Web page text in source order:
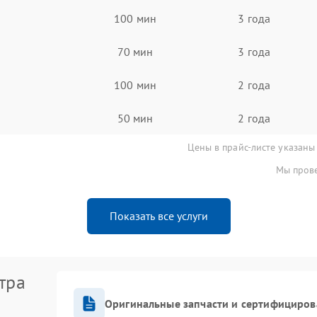
100 мин 3 года
70 мин 3 года
100 мин 2 года
50 мин 2 года
Цены в прайс-листе
Мы
Показать все услуги
Оригинальные запчасти и